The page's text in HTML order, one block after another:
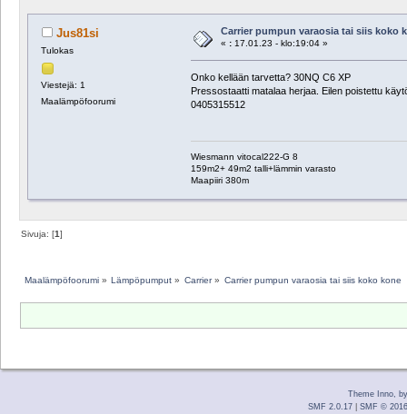
Jus81si
Tulokas
Viestejä: 1
Maalämpöfoorumi
Carrier pumpun varaosia tai siis koko
« :17.01.23 - klo:19:04 »
Onko kellään tarvetta? 30NQ C6 XP
Pressostaatti matalaa herjaa. Eilen poistettu
0405315512
Wiesmann vitocal222-G 8
159m2+ 49m2 talli+lämmin varasto
Maapiiri 380m
Sivuja: [1]
Maalämpöfoorumi» Lämpöpumput » Carrier» Carrier pumpun varaosia tai siis koko kone
Theme Inno,
SMF 2.0.17
SMF © 2016